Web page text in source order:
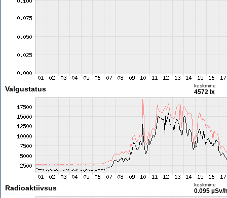
Valgustatus keskmine
4572 lx
Radioaktiivsus keskmine
0.095 µSv/h